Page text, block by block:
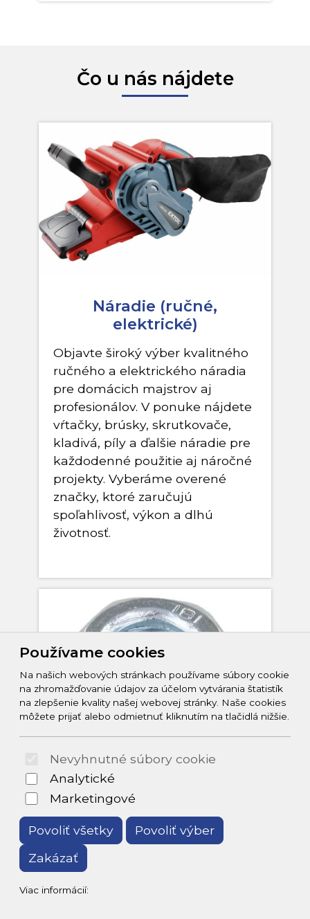
Čo u nás nájdete
Náradie (ručné,
elektrické)
Objavte široký výber kvalitného
ručného a elektrického náradia
pre domácich majstrov aj
profesionálov. V ponuke nájdete
vŕtačky, brúsky, skrutkovače,
kladivá, píly a ďalšie náradie pre
každodenné použitie aj náročné
projekty. Vyberáme overené
značky, ktoré zaručujú
spoľahlivosť, výkon a dlhú
životnosť.
Spojovací materiál
Ponúkame kompletný sortiment
spojovacieho materiálu pre
stavbu, montáž aj opravy. U nás
nájdete skrutky, matice,
hmoždinky, klince, závitové tyče
aj kotviaci materiál rôznych
Používame cookies
Na našich webových stránkach používame súbory cookie
na zhromažďovanie údajov za účelom vytvárania štatistík
na zlepšenie kvality našej webovej stránky. Naše cookies
môžete prijať alebo odmietnuť kliknutím na tlačidlá nižšie.
Nevyhnutné súbory cookie
Analytické
Marketingové
Povoliť všetky
Povoliť výber
Zakázať
Viac informácií: